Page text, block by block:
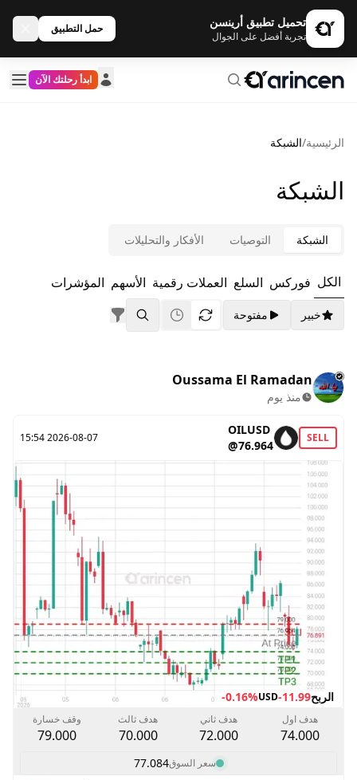
تحميل تطبيق أرينسن
تجربة أفضل على الجوال
حمل التطبيق
ابدأ رحلتك الآن
الرئيسية/الشبكة
الشبكة
الشبكة التوصيات الأفكار والتحليلات
الكل فوركس السلع العملات رقمية الأسهم المؤشرات
خبير مفتوحة
Oussama El Ramadan
منذ يوم
SELL
OILUSD
@76.964
2026-08-07 15:54
الربح-11.99
USD
-0.16%
هدف اول
74.000
هدف ثاني
72.000
هدف ثالث
70.000
وقف خسارة
79.000
سعر السوق77.084